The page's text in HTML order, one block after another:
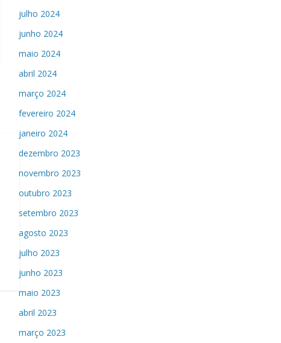
julho 2024
junho 2024
maio 2024
abril 2024
março 2024
fevereiro 2024
janeiro 2024
dezembro 2023
novembro 2023
outubro 2023
setembro 2023
agosto 2023
julho 2023
junho 2023
maio 2023
abril 2023
março 2023